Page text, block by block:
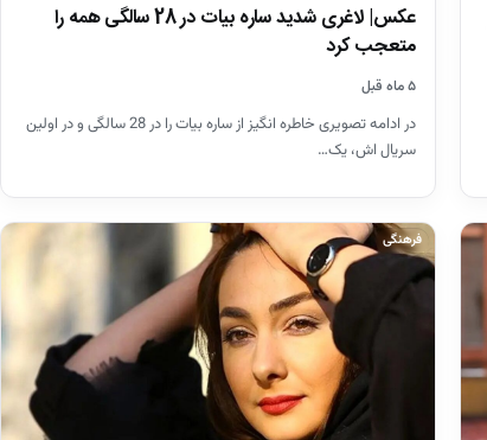
عکس| لاغری شدید ساره بیات در 28 سالگی همه را
متعجب کرد
۵ ماه قبل
در ادامه تصویری خاطره انگیز از ساره بیات را در 28 سالگی و در اولین
سریال اش، یک…
فرهنگی